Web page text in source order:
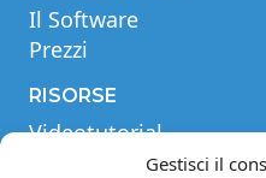
Gestisci il
Il Software
Prezzi
RISORSE
Videotutorial
Tabella comparativa